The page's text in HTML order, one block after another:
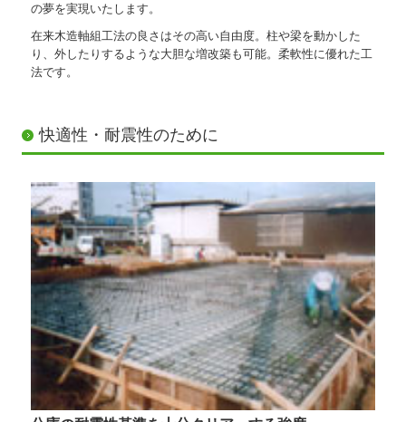
の夢を実現いたします。
在来木造軸組工法の良さはその高い自由度。柱や梁を動かした
り、外したりするような大胆な増改築も可能。柔軟性に優れた工
法です。
快適性・耐震性のために